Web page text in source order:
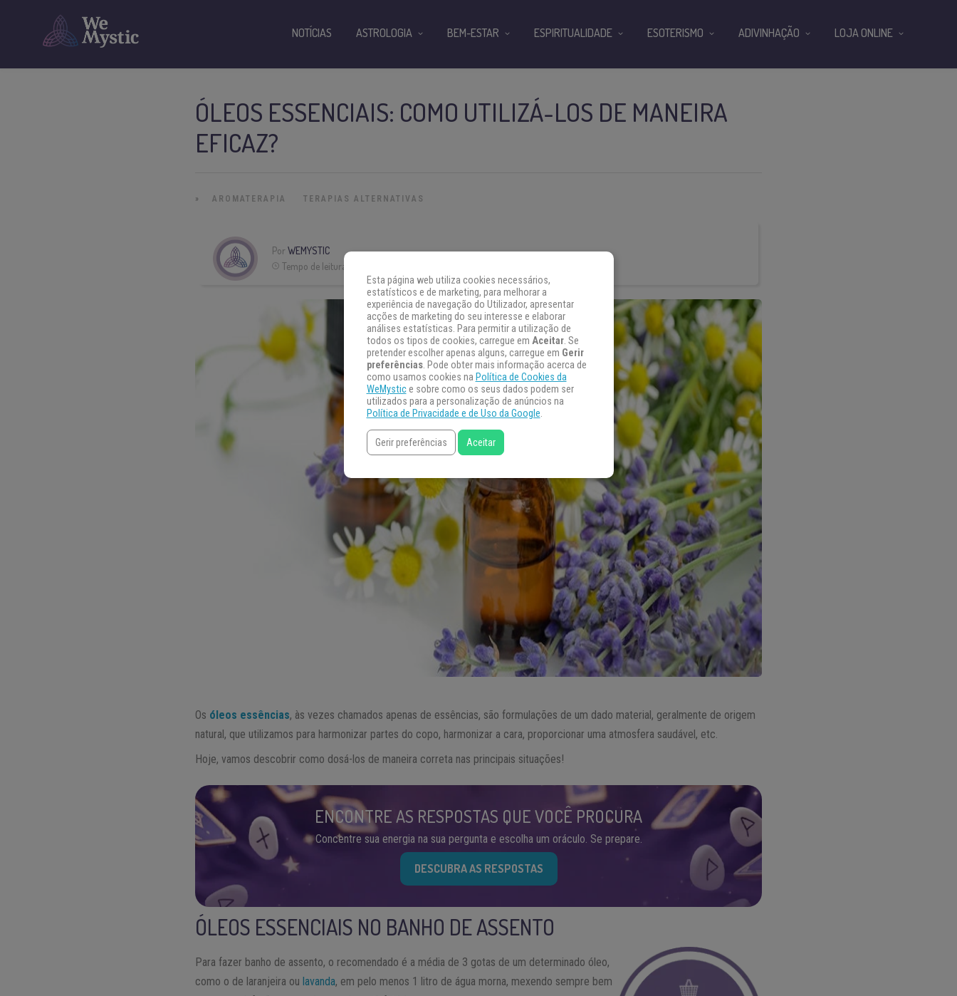
ÓLEOS ESSENCIAIS: COMO UTILIZÁ-LOS DE MANEIRA
EFICAZ?
» AROMATERAPIA TERAPIAS ALTERNATIVAS
PorWEMYSTIC
Tempo de leitura:
Os óleos essências, às vezes chamados apenas de essências, são formulações de um dado material, geralmente de origem
natural, que utilizamos para harmonizar partes do copo, harmonizar a cara, proporcionar uma atmosfera saudável, etc.
Hoje, vamos descobrir como dosá-los de maneira correta nas principais situações!
ENCONTRE AS RESPOSTAS QUE VOCÊ PROCURA
Concentre sua energia na sua pergunta e escolha um oráculo. Se prepare.
DESCUBRA AS RESPOSTAS
ÓLEOS ESSENCIAIS NO BANHO DE ASSENTO
Para fazer banho de assento, o recomendado é a média de 3 gotas de um determinado óleo,
como o de laranjeira ou lavanda, em pelo menos 1 litro de água morna, mexendo sempre bem
NOTÍCIAS ASTROLOGIA BEM-ESTAR ESPIRITUALIDADE ESOTERISMO ADIVINHAÇÃO LOJA ONLINE
Esta página web utiliza cookies necessários,
estatísticos e de marketing, para melhorar a
experiência de navegação do Utilizador, apresentar
acções de marketing do seu interesse e elaborar
análises estatísticas. Para permitir a utilização de
todos os tipos de cookies, carregue em Aceitar. Se
pretender escolher apenas alguns, carregue em Gerir
preferências. Pode obter mais informação acerca de
como usamos cookies na Política de Cookies da
WeMystice sobre como os seus dados podem ser
utilizados para a personalização de anúncios na
Política de Privacidade e de Uso da Google.
Gerir preferências Aceitar